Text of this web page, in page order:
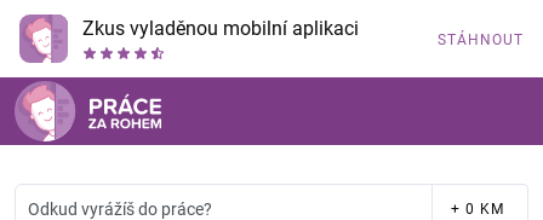
Zkus vyladěnou mobilní aplikaci STÁHNOUT
Odkud vyrážíš do práce? + 0 KM